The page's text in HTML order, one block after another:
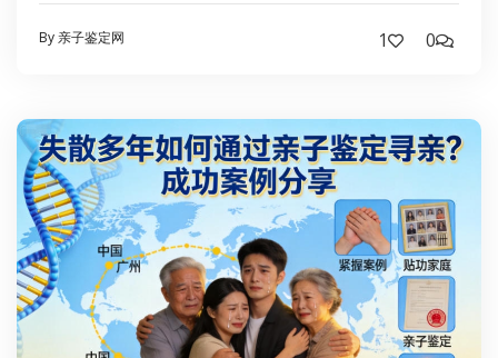
By 亲子鉴定网 1 0